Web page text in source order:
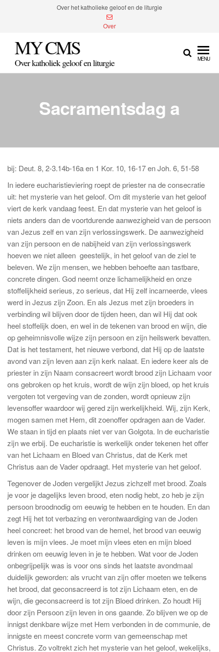
inhoud
Over het katholieke geloof en de liturgie
Over
MY CMS
Over katholiek geloof en liturgie MENU
Sacramentsdag a
bij: Deut. 8, 2-3.14b-16a en 1 Kor. 10, 16-17 en Joh. 6, 51-58
In iedere eucharistieviering roept de priester na de consecratie
uit: het mysterie van het geloof. Om dit mysterie van het geloof
viert de kerk vandaag feest. En dat mysterie van het geloof is
niets anders dan de voortdurende aanwezigheid van de persoon
van Jezus zelf en van zijn verlossingswerk. De aanwezigheid
van zijn persoon en de nabijheid van zijn verlossingswerk
hoeven we niet alleen geestelijk, in het geloof van de ziel te
beleven. We zijn mensen, we hebben behoefte aan tastbare,
concrete dingen. God neemt onze lichamelijkheid en onze
stoffelijkheid serieus, zo serieus, dat Hij zelf incarneerde, vlees
werd in Jezus zijn Zoon. En als Jezus met zijn broeders in
verbinding wil blijven door de tijden heen, dan wil Hij dat ook
heel stoffelijk doen, en wel in de tekenen van brood en wijn, die
op geheimnisvolle wijze zijn persoon en zijn heilswerk bevatten.
Dat is het testament, het nieuwe verbond, dat Hij op de laatste
avond van zijn leven aan zijn kerk nalaat. En iedere keer als de
priester in zijn Naam consacreert wordt brood zijn Lichaam voor
ons gebroken op het kruis, wordt de wijn zijn bloed, op het kruis
vergoten tot vergeving van de zonden, wordt opnieuw zijn
levensoffer waardoor wij gered zijn werkelijkheid. Wij, zijn Kerk,
mogen samen met Hem, dit zoenoffer opdragen aan de Vader.
We staan in tijd en plaats niet ver van Golgota. In de eucharistie
zijn we erbij. De eucharistie is werkelijk onder tekenen het offer
van het Lichaam en Bloed van Christus, dat de Kerk met
Christus aan de Vader opdraagt. Het mysterie van het geloof.
Tegenover de Joden vergelijkt Jezus zichzelf met brood. Zoals
je voor je dagelijks leven brood, eten nodig hebt, zo heb je zijn
persoon broodnodig om eeuwig te hebben en te houden. En dan
zegt Hij het tot verbazing en verontwaardiging van de Joden
heel concreet: het brood van de hemel, het brood van eeuwig
leven is mijn vlees. Je moet mijn vlees eten en mijn bloed
drinken om eeuwig leven in je te hebben. Wat voor de Joden
onbegrijpelijk was is voor ons sinds het laatste avondmaal
duidelijk geworden: als vrucht van zijn offer moeten we telkens
het brood, dat geconsacreerd is tot zijn Lichaam eten, en de
wijn, die geconsacreerd is tot zijn Bloed drinken. Zo houdt Hij
door zijn Persoon zijn leven in ons gaande. Zo blijven we op de
innigst denkbare wijze met Hem verbonden in de communie, de
innigste en meest concrete vorm van gemeenschap met
Christus. Zo voltrekt zich het mysterie van het geloof, wekelijks,